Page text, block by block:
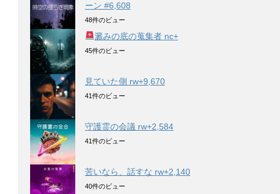
ーン #6,608
48件のビュー
澱みの底の蒐集者 nc+
45件のビュー
見ていた側 rw+9,670
41件のビュー
守護霊の会議 rw+2,584
41件のビュー
苦いなら、話すな rw+2,140
40件のビュー